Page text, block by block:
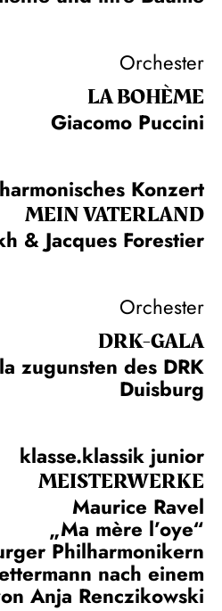
Orchester
LA BOHÈME
Giacomo Puccini
Konzert
MEIN VATERLAND
& Jacques Forestier
Orchester
DRK-GALA
zugunsten des DRK
Duisburg
klasse.klassik junior
MEISTERWERKE
Maurice Ravel
„Ma mère l’oye“
Philharmonikern
nach einem
Anja Renczikowski